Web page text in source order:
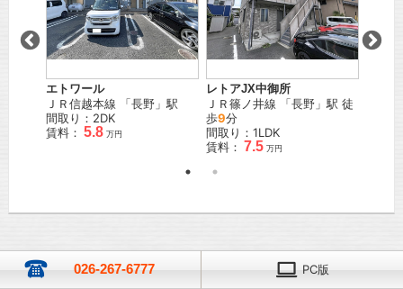
エトワール
ＪＲ信越本線 「長野 」駅
間取り：2DK
賃料： 5.8 万円
レトアJX中御所
ＪＲ篠ノ井線 「長野 」駅 徒
歩9分
間取り：1LDK
賃料： 7.5 万円
026-267-6777 PC版